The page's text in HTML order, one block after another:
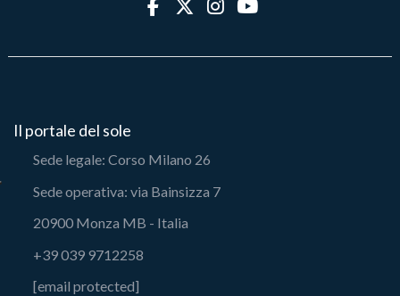
Il portale del sole
Sede legale: Corso Milano 26
Sede operativa: via Bainsizza 7
20900 Monza MB - Italia
+39 039 9712258
[email protected]